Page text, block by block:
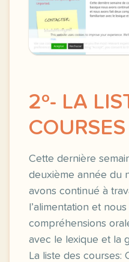
2º- LA
COURSES
Cette dernière
deuxième année du
avons continué à
l’alimentation et
compréhensions
avec le lexique et la
La liste des courses: